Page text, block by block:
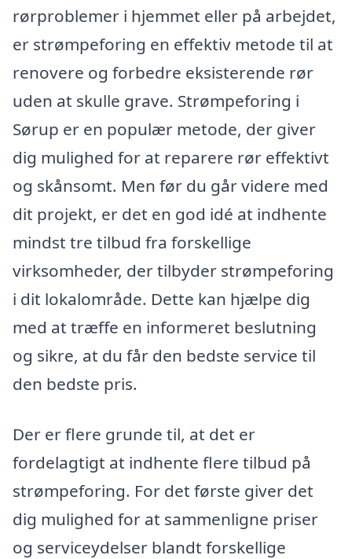
rørproblemer i hjemmet eller på arbejdet,
er strømpeforing en effektiv metode til at
renovere og forbedre eksisterende rør
uden at skulle grave. Strømpeforing i
Sørup er en populær metode, der giver
dig mulighed for at reparere rør effektivt
og skånsomt. Men før du går videre med
dit projekt, er det en god idé at indhente
mindst tre tilbud fra forskellige
virksomheder, der tilbyder strømpeforing
i dit lokalområde. Dette kan hjælpe dig
med at træffe en informeret beslutning
og sikre, at du får den bedste service til
den bedste pris.
Der er flere grunde til, at det er
fordelagtigt at indhente flere tilbud på
strømpeforing. For det første giver det
dig mulighed for at sammenligne priser
og serviceydelser blandt forskellige